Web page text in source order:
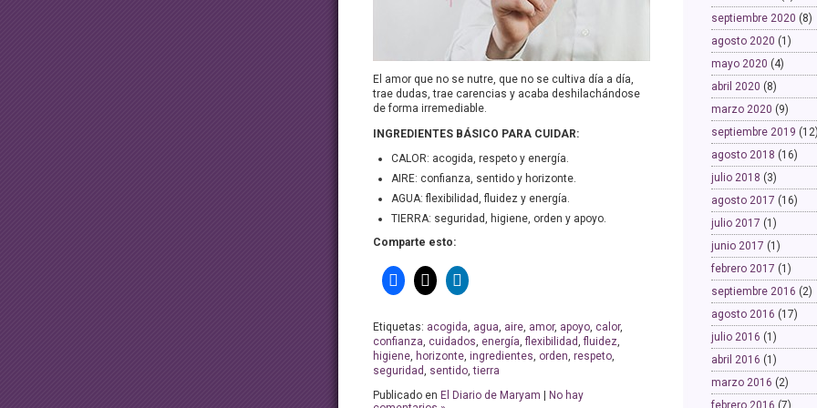
El amor que no se nutre, que no se cultiva día a día,
trae dudas, trae carencias y acaba deshilachándose
de forma irremediable.
INGREDIENTES BÁSICO PARA CUIDAR:
CALOR: acogida, respeto y energía.
AIRE: confianza, sentido y horizonte.
AGUA: flexibilidad, fluidez y energía.
TIERRA: seguridad, higiene, orden y apoyo.
Comparte esto:
Etiquetas: acogida, agua, aire, amor, apoyo, calor,
confianza, cuidados, energía,flexibilidad,fluidez,
higiene, horizonte, ingredientes, orden, respeto,
seguridad, sentido,tierra
Publicado en El Diario de Maryam
No hay
septiembre 2020 (8)
agosto 2020 (1)
mayo 2020 (4)
abril 2020 (8)
marzo 2020 (9)
septiembre 2019
agosto 2018 (16)
julio 2018 (3)
agosto 2017 (16)
julio 2017 (1)
junio 2017 (1)
febrero 2017 (1)
septiembre 2016 (2)
agosto 2016 (17)
julio 2016 (1)
abril 2016 (1)
marzo 2016 (2)
febrero 2016 (7)